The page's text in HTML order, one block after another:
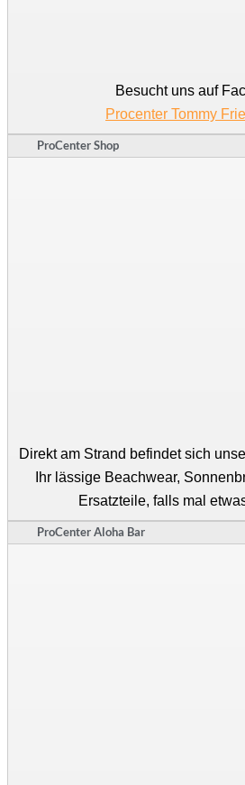
Besucht uns auf
Procenter Tommy
ProCenter Shop
Direkt am Strand befindet sich
Ihr lässige Beachwear,
Ersatzteile, falls mal
ProCenter Aloha Bar